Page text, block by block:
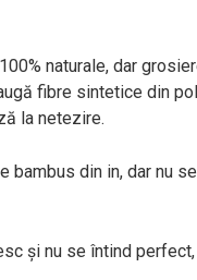
naturale, dar
fibre sintetice din
la netezire.
bambus din in, dar nu
și nu se întind